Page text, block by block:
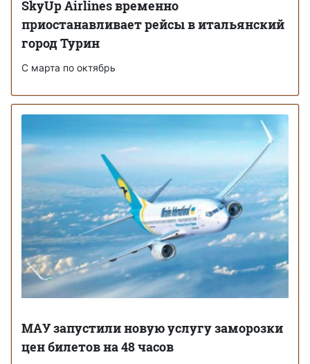
SkyUp Airlines временно
приостанавливает рейсы в итальянский
город Турин
С марта по октябрь
МАУ запустили новую услугу заморозки
цен билетов на 48 часов